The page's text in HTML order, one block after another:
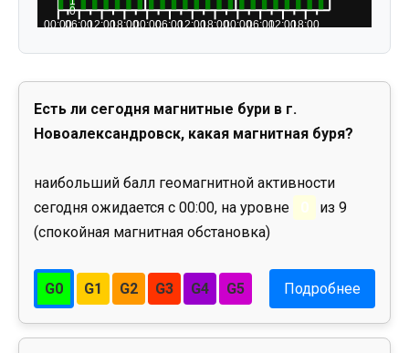
Есть ли сегодня магнитные бури в г.
Новоалександровск, какая магнитная буря?
наибольший балл геомагнитной активности
сегодня ожидается с 00:00, на уровне
0
из 9
(спокойная магнитная обстановка)
G0 G1 G2 G3 G4 G5 Подробнее